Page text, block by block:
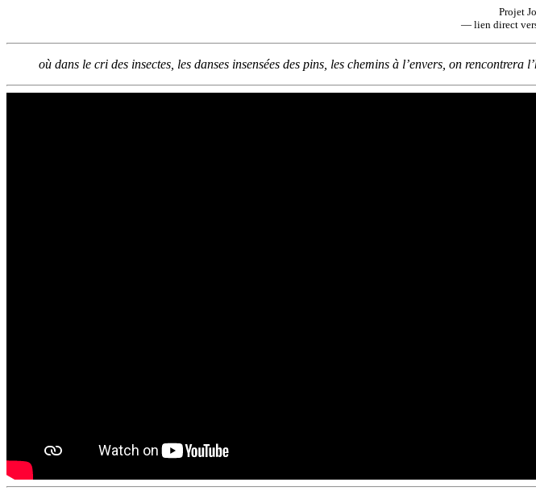
Projet
— lien direct
où dans le cri des insectes, les danses insensées des pins, les chemins à l’envers, on